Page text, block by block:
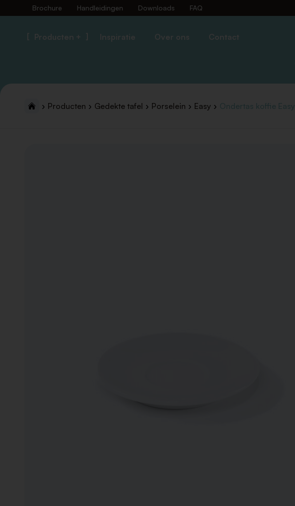
Brochure Handleidingen Downloads FAQ
Producten + Inspiratie Over ons Contact
Producten Gedekte tafel Porselein Easy Ondertas koffie Easy